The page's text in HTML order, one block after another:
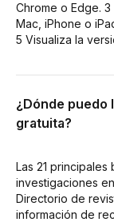
Chrome o Edge.
Mac, iPhone o
5 Visualiza la
¿Dónde puedo
gratuita?
Las 21
investigaciones
Directorio de
información de